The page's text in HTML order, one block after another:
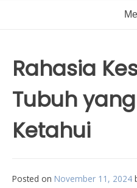
Rahasia
Tubuh
Ketahui
Posted on November 11, 2024